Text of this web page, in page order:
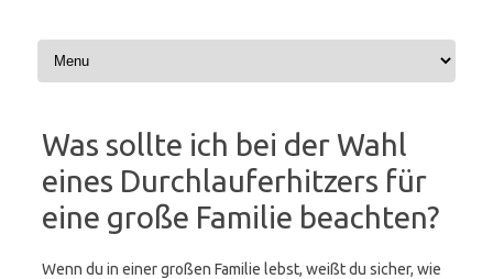
Was sollte ich bei der Wahl
eines Durchlauferhitzers für
eine große Familie beachten?
Wenn du in einer großen Familie lebst, weißt du sicher, wie